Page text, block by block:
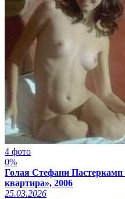
4 фото
0%
Голая Стефани
квартира», 2006
25.03.2026